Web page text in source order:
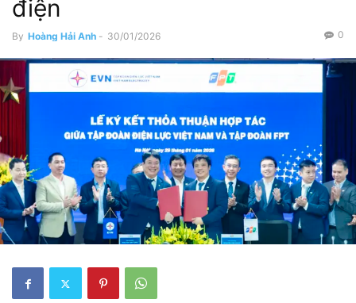
điện
By Hoàng Hải Anh - 30/01/2026 0